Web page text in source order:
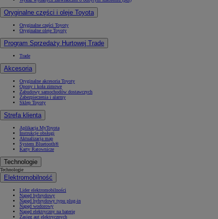
Oryginalne części i oleje Toyota
Oryginalne części Toyoty
Oryginalne oleje Toyoty
Program Sprzedaży Hurtowej Trade
Trade
Akcesoria
Oryginalne akcesoria Toyoty
Opony i koła zimowe
Zabudowy samochodów dostawczych
Zabezpieczenia i alarmy
Sklep Toyoty
Strefa klienta
Aplikacja MyToyota
Instrukcje obsługi
Aktualizacja map
System Bluetooth®
Karty Ratownicze
Technologie
Technologie
Elektromobilność
Lider elektromobilności
Napęd hybrydowy
Napęd hybrydowy typu plug-in
Napęd wodorowy
Napęd elektryczny na baterię
Zasięg aut elektrycznych